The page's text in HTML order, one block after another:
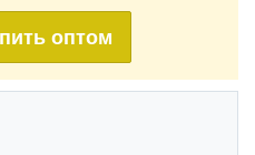
оптом